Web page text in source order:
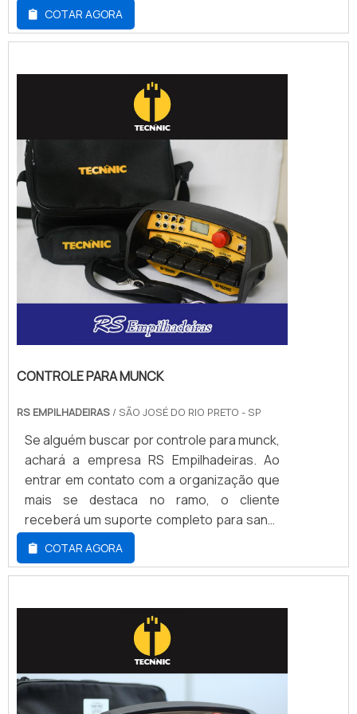
metropolitana de São Paulo, principalmente
quando a contratação é feita em empresas
de referência no segmento.OS PONTOS
a escolha de locação de empilhadeiras se
dá devido a ampla gama de vantagens
advindas da escolha. O primeiro ...
COTAR AGORA
CONTROLE PARA MUNCK
RS EMPILHADEIRAS / SÃO JOSÉ DO RIO PRETO - SP
Se alguém buscar por controle para munck,
achará a empresa RS Empilhadeiras. Ao
entrar em contato com a organização que
mais se destaca no ramo, o cliente
receberá um suporte completo para sanar
eventuais dúvidas sobre o produto a ser
adquirido.DETALHES SOBRE CONTROLE
PARA MUNCKQuem quer achar controle
comprometida com seus serviços,
encontrará a RS Empilhadeiras. Com
grande know-how focado em cesta aérea
articulada e guindaste hidráulico veicular, a
companhia foca em tecnologia e
COTAR AGORA